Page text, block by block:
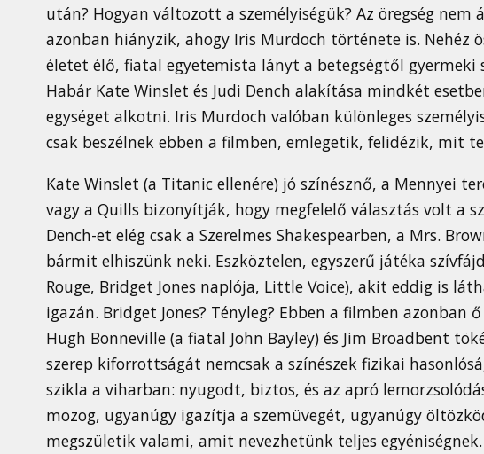
után? Hogyan változott a személyiségük? Az öregség
azonban hiányzik, ahogy Iris Murdoch története is. Nehéz
életet élő, fiatal egyetemista lányt a betegségtől gyermeki
Habár Kate Winslet és Judi Dench alakítása mindkét
egységet alkotni. Iris Murdoch valóban különleges
csak beszélnek ebben a filmben, emlegetik, felidézik, mit
Kate Winslet (a Titanic ellenére) jó színésznő, a Mennyei
vagy a Quills bizonyítják, hogy megfelelő választás volt a
Dench-et elég csak a Szerelmes Shakespearben, a Mrs.
bármit elhiszünk neki. Eszköztelen, egyszerű játéka
Rouge, Bridget Jones naplója, Little Voice), akit eddig is
igazán. Bridget Jones? Tényleg? Ebben a filmben azonban
Hugh Bonneville (a fiatal John Bayley) és Jim Broadbent
szerep kiforrottságát nemcsak a színészek fizikai
szikla a viharban: nyugodt, biztos, és az apró
mozog, ugyanúgy igazítja a szemüvegét, ugyanúgy
megszületik valami, amit nevezhetünk teljes